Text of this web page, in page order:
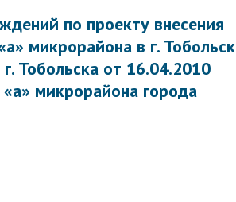
по проекту внесения
микрорайона в г.
Тобольска от 16.04.2010
микрорайона города